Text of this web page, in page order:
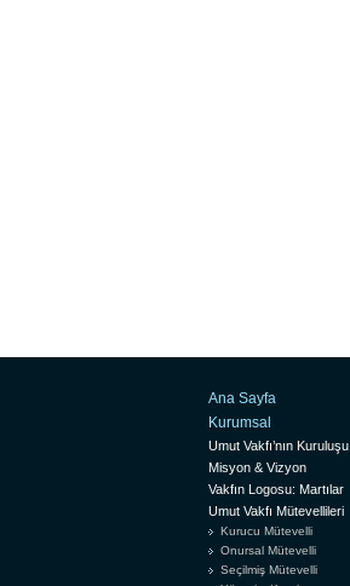
Ana Sayfa
Kurumsal
Umut Vakfı’nın Kuruluşu
Misyon & Vizyon
Vakfın Logosu: Martılar
Umut Vakfı Mütevellileri
Kurucu Mütevelli
Onursal Mütevelli
Seçilmiş Mütevelli